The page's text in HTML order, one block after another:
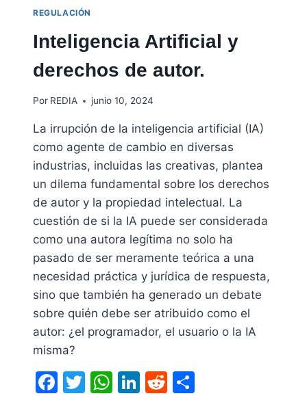
REGULACIÓN
Inteligencia Artificial y
derechos de autor.
Por REDIA junio 10, 2024
La irrupción de la inteligencia artificial (IA)
como agente de cambio en diversas
industrias, incluidas las creativas, plantea
un dilema fundamental sobre los derechos
de autor y la propiedad intelectual. La
cuestión de si la IA puede ser considerada
como una autora legítima no solo ha
pasado de ser meramente teórica a una
necesidad práctica y jurídica de respuesta,
sino que también ha generado un debate
sobre quién debe ser atribuido como el
autor: ¿el programador, el usuario o la IA
misma?
Facebook
Twitter
WhatsApp
LinkedIn
Reddit